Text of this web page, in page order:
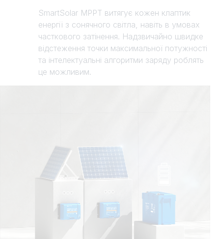
SmartSolar MPPT витягує кожен клаптик
енергії з сонячного світла, навіть в умовах
часткового затінення. Надзвичайно швидке
відстеження точки максимальної потужності
та інтелектуальні алгоритми заряду роблять
це можливим.